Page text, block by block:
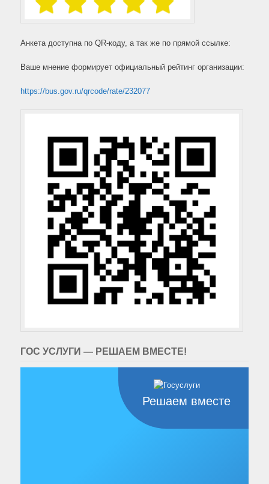
Анкета доступна по QR-коду, а так же по прямой ссылке:
Ваше мнение формирует официальный рейтинг организации:
https://bus.gov.ru/qrcode/rate/232077
ГОС УСЛУГИ — РЕШАЕМ ВМЕСТЕ!
Решаем вместе